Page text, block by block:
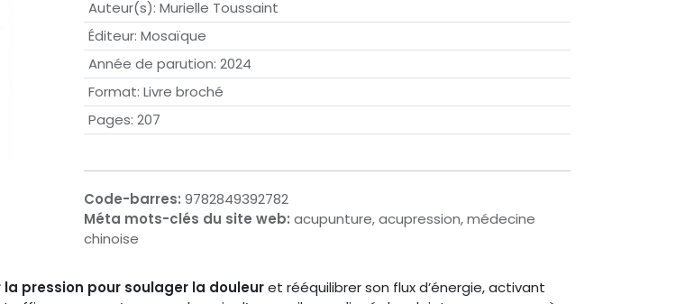
Auteur(s): Murielle Toussaint
Éditeur: Mosaïque
Année de parution: 2024
Format: Livre broché
Pages: 207
Code-barres: 9782849392782
Méta mots-clés du site web: acupunture, acupression, médecine
chinoise
pression pour soulager la douleuret rééquilibrer son flux d’énergie, activant